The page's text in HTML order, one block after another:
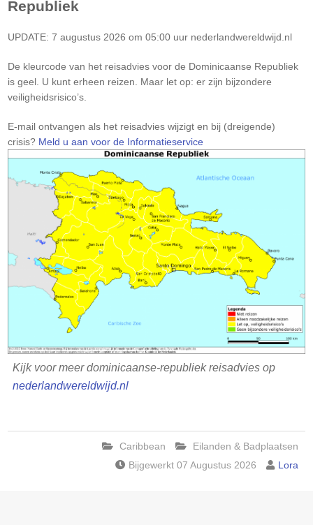
Republiek
UPDATE: 7 augustus 2026 om 05:00 uur nederlandwereldwijd.nl
De kleurcode van het reisadvies voor de Dominicaanse Republiek
is geel. U kunt erheen reizen. Maar let op: er zijn bijzondere
veiligheidsrisico’s.
Let
op:
E-mail ontvangen als het reisadvies wijzigt en bij (dreigende)
crisis? Meld u aan voor de Informatieservice
Kijk voor meer dominicaanse-republiek reisadvies op
nederlandwereldwijd.nl
Caribbean
Eilanden & Badplaatsen
Bijgewerkt 07 Augustus 2026
Lora